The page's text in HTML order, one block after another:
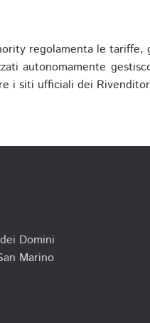
regolamenta le
autonomamente
i siti ufficiali dei
Domini
Marino